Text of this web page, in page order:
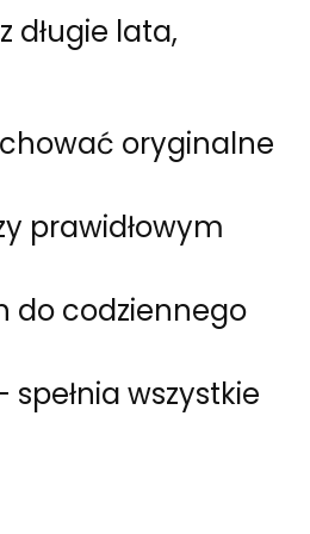
długie lata,
oryginalne
prawidłowym
do codziennego
wszystkie